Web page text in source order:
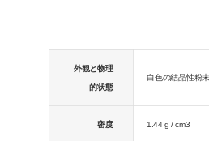
外観と物理
的状態
白色の結晶性粉末
密度 1.44 g / cm3